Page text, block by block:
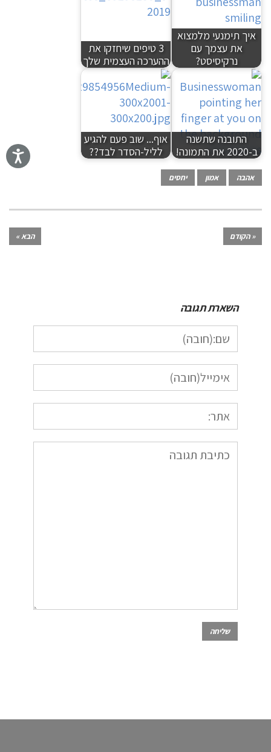
איך תימנעי מלמצוא
את עצמך עם
נרקיסיסט?
3 טיפים שיחזקו את
ההערכה העצמית שלך
התובנה שתשנה
ב-2020 את התמונה!
אוף... שוב פעם להגיע
לליל-הסדר לבד??
אהבה אמון יחסים
« הקודם הבא »
השארת תגובה